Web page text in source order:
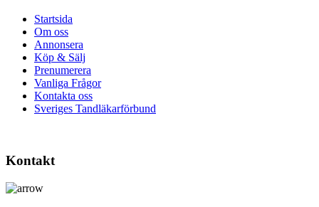
Startsida
Om oss
Annonsera
Köp & Sälj
Prenumerera
Vanliga Frågor
Kontakta oss
Sveriges Tandläkarförbund
Kontakt